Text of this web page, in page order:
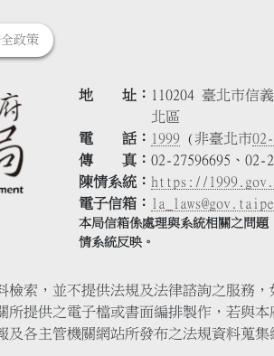
政策
地 址
110204 臺北市信
北區
電 話
1999 (非臺北市
傳 真
02-27596695、02-
陳情系統
https://
電子信箱
本局信箱係處理與系統相關之問題
情系統反映。
索，並不提供法規及法律諮詢之服務
提供之電子檔或書面編排製作，若與
及各主管機關網站所發布之法規資料蒐